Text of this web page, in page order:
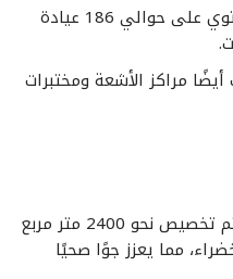
الوحدات الطبية: المول يحتوي على حوالي 186 عيادة
مراكز الأشعة ومختبرات
نسبة المساحات الخضراء: تم تخصيص نحو 2400 متر مربع
مما يعزز جوًا صحيًا